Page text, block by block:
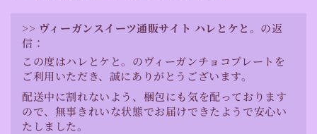
>> ヴィーガンスイーツ通販サイト ハレとケと。 の返
信：
この度はハレとケと。のヴィーガンチョコプレートを
ご利用いただき、誠にありがとうございます。
配送中に割れないよう、梱包にも気を配っております
ので、無事きれいな状態でお届けできたようで安心い
たしました。